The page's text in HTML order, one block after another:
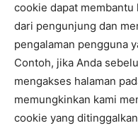
cookie dapat
dari pengunjung dan
pengalaman pengguna
Contoh, jika Anda
mengakses halaman
memungkinkan kami
cookie yang